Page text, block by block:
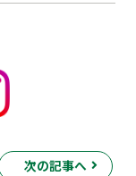
次の記事へ